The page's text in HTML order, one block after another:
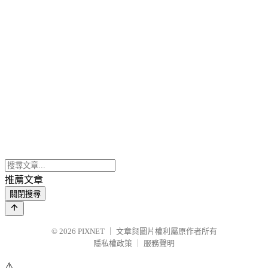
推薦文章
關閉搜尋
© 2026 PIXNET
文章與圖片權利屬原作者所有
隱私權政策
服務聲明
⚠️